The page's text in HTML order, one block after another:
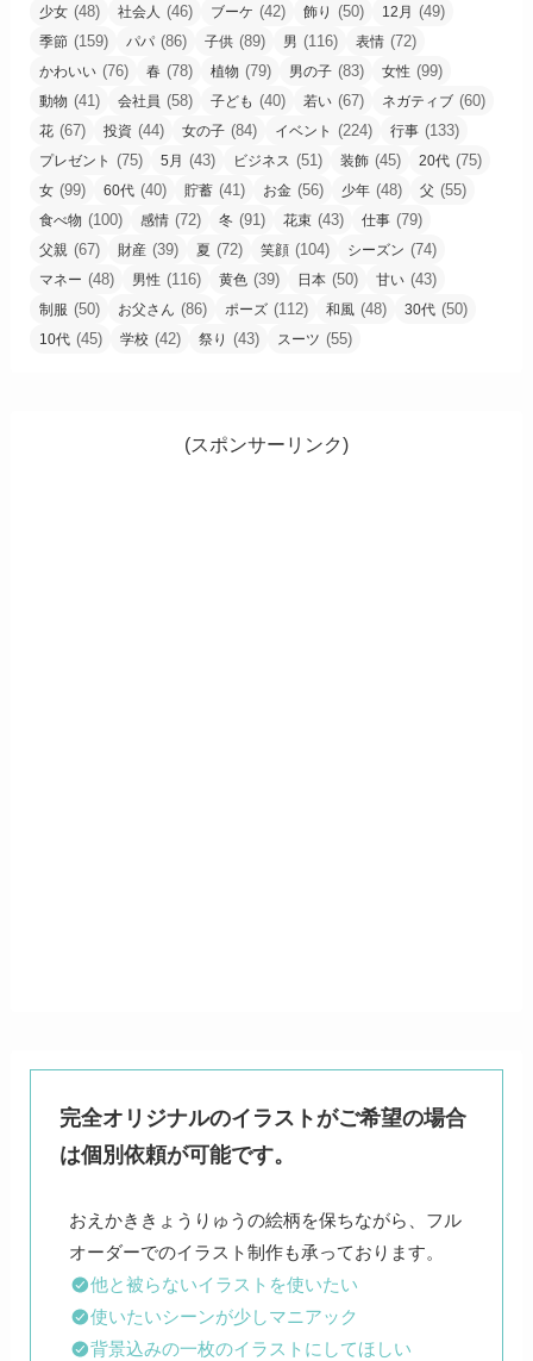
少女 (48) 社会人 (46) ブーケ (42) 飾り (50) 12月 (49)
季節 (159) パパ (86) 子供 (89) 男 (116) 表情 (72)
かわいい (76) 春 (78) 植物 (79) 男の子 (83) 女性 (99)
動物 (41) 会社員 (58) 子ども (40) 若い (67) ネガティブ (60)
花 (67) 投資 (44) 女の子 (84) イベント (224) 行事 (133)
プレゼント (75) 5月 (43) ビジネス (51) 装飾 (45) 20代 (75)
女 (99) 60代 (40) 貯蓄 (41) お金 (56) 少年 (48) 父 (55)
食べ物 (100) 感情 (72) 冬 (91) 花束 (43) 仕事 (79)
父親 (67) 財産 (39) 夏 (72) 笑顔 (104) シーズン (74)
マネー (48) 男性 (116) 黄色 (39) 日本 (50) 甘い (43)
制服 (50) お父さん (86) ポーズ (112) 和風 (48) 30代 (50)
10代 (45) 学校 (42) 祭り (43) スーツ (55)
(スポンサーリンク)
完全オリジナルのイラストがご希望の場合
は個別依頼が可能です。
おえかききょうりゅうの絵柄を保ちながら、フル
他と被らないイラストを使いたい
使いたいシーンが少しマニアック
背景込みの一枚のイラストにしてほしい